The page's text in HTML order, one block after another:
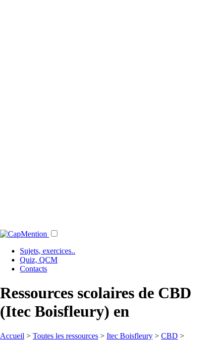
Sujets, exercices..
Quiz, QCM
Contacts
Ressources scolaires de CBD
(Itec Boisfleury) en
Accueil > Toutes les ressources > Itec Boisfleury > CBD >